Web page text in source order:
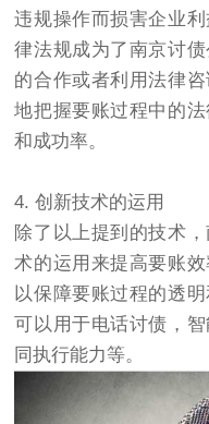
违规操作而损害企业
律法规成为了南京讨债
的合作或者利用法律
地把握要账过程中的
和成功率。
4. 创新技术的运用
除了以上提到的技术
术的运用来提高要账
以保障要账过程的透
可以用于电话讨债，
同执行能力等。